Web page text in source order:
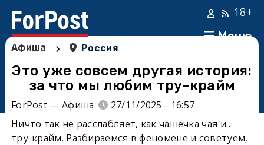
Меню
18+
Афиша › Россия
Это уже совсем другая история:
за что мы любим тру-крайм
ForPost — Афиша
27/11/2025 - 16:57
Ничто так не расслабляет, как чашечка чая и…
тру-крайм. Разбираемся в феномене и советуем,